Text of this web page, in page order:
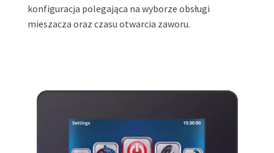
konfiguracja polegająca na wyborze obsługi
mieszacza oraz czasu otwarcia zaworu.